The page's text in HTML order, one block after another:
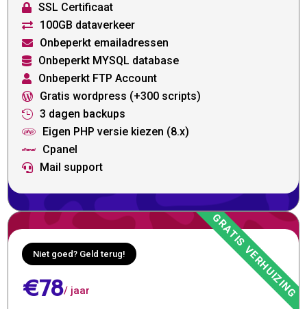
 SSL Certificaat
 100GB dataverkeer
 Onbeperkt emailadressen
 Onbeperkt MYSQL database
 Onbeperkt FTP Account
 Gratis wordpress (+300 scripts)
 3 dagen backups
 Eigen PHP versie kiezen (8.x)
 Cpanel
 Mail support
Niet goed? Geld terug!
€78/ jaar